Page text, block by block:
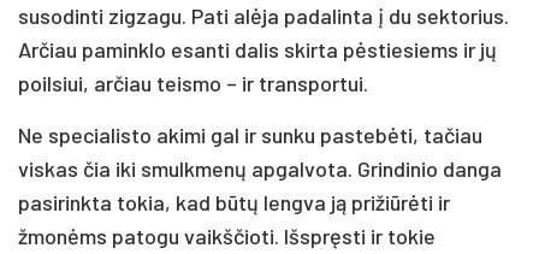
susodinti zigzagu. Pati alėja padalinta į du sektorius.
Arčiau paminklo esanti dalis skirta pėstiesiems ir jų
poilsiui, arčiau teismo – ir transportui.
Ne specialisto akimi gal ir sunku pastebėti, tačiau
viskas čia iki smulkmenų apgalvota. Grindinio danga
pasirinkta tokia, kad būtų lengva ją prižiūrėti ir
žmonėms patogu vaikščioti. Išspręsti ir tokie